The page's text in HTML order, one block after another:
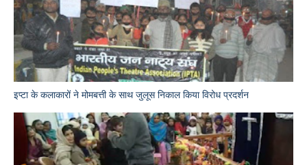
इप्टा के कलाकारों ने मोमबत्ती के साथ जुलूस निकाल किया विरोध प्रदर्शन